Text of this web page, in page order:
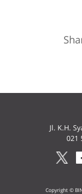
Jl. K.H.
021
Copyright ©